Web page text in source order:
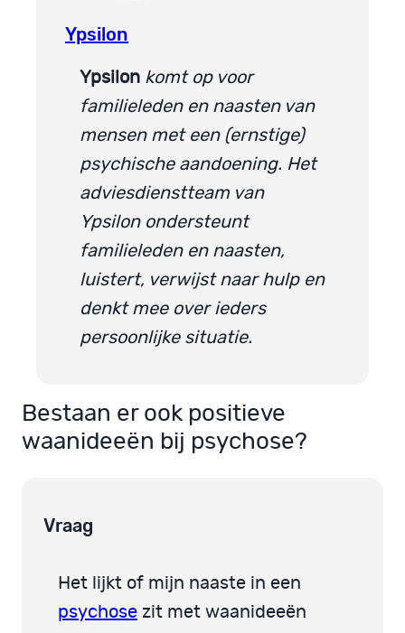
Ypsilon
Ypsilon komt op voor
familieleden en naasten van
mensen met een (ernstige)
psychische aandoening. Het
adviesdienstteam van
Ypsilon ondersteunt
familieleden en naasten,
luistert, verwijst naar hulp en
denkt mee over ieders
persoonlijke situatie.
Bestaan er ook positieve
waanideeën bij psychose?
Vraag
Het lijkt of mijn naaste in een
psychose zit met waanideeën